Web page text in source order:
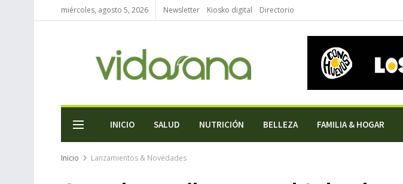
miércoles, agosto 5, 2026 Newsletter Kiosko digital Directorio
INICIO SALUD NUTRICIÓN BELLEZA FAMILIA & HOGAR
Inicio Lanzamientos & Novedades